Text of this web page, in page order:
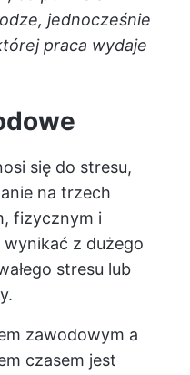
jednocześnie
praca wydaje
się do stresu,
na trzech
fizycznym i
z dużego
stresu lub
zawodowym a
czasem jest